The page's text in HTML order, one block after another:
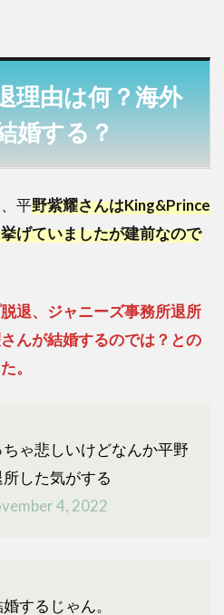
理由は何？海外
婚する？
平野紫耀さんはKing&Prince
げていましたが建前なので
退、ジャニーズ事務所退所
んが結婚するのでは？との
。
ゃ悲しいけどなんか平野
した気がする
4, 2022
するじゃん。